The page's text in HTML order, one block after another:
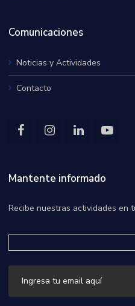
Comunicaciones
Noticias y Actividades
Contacto
Mantente informado
Recibe nuestras actividades en